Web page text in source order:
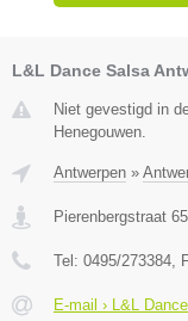
L&L Dance Salsa
Niet gevestigd in
Henegouwen.
Antwerpen »
Pierenbergstraat 65
Tel: 0495/273384 ,
E-mail › L&L